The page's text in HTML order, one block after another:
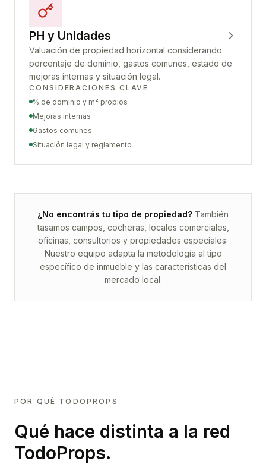
PH y Unidades
Valuación de propiedad horizontal considerando
porcentaje de dominio, gastos comunes, estado de
mejoras internas y situación legal.
CONSIDERACIONES CLAVE
% de dominio y m² propios
Mejoras internas
Gastos comunes
Situación legal y reglamento
¿No encontrás tu tipo de propiedad? También
tasamos campos, cocheras, locales comerciales,
oficinas, consultorios y propiedades especiales.
Nuestro equipo adapta la metodología al tipo
específico de inmueble y las características del
mercado local.
POR QUÉ TODOPROPS
Qué hace distinta a la red
TodoProps.